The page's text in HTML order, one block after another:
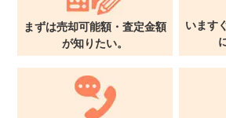
まずは売却可能額・査定金額
が知りたい。
います